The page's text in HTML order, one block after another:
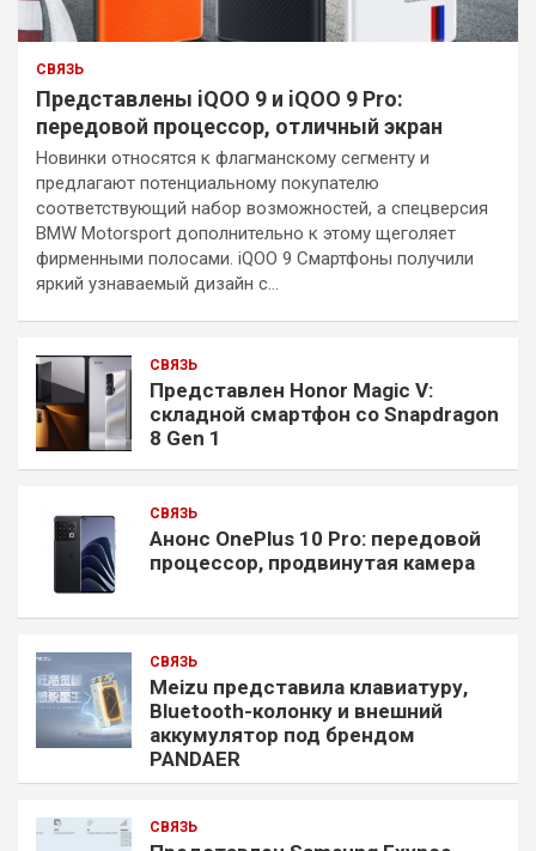
СВЯЗЬ
Представлены iQOO 9 и iQOO 9 Pro:
передовой процессор, отличный экран
Новинки относятся к флагманскому сегменту и
предлагают потенциальному покупателю
соответствующий набор возможностей, а спецверсия
BMW Motorsport дополнительно к этому щеголяет
фирменными полосами. iQOO 9 Смартфоны получили
яркий узнаваемый дизайн с…
СВЯЗЬ
Представлен Honor Magic V:
складной смартфон со Snapdragon
8 Gen 1
СВЯЗЬ
Анонс OnePlus 10 Pro: передовой
процессор, продвинутая камера
СВЯЗЬ
Meizu представила клавиатуру,
Bluetooth-колонку и внешний
аккумулятор под брендом
PANDAER
СВЯЗЬ